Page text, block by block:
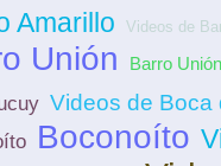
Amarillo Videos de
Unión Barro Unión
Videos de Boca
Boconoíto